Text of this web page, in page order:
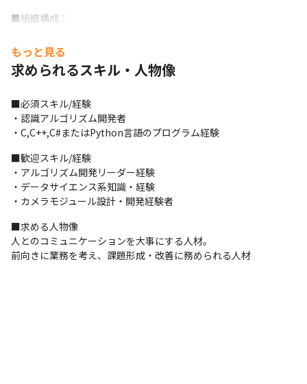
■組織構成：
もっと見る
求められるスキル・人物像
■必須スキル/経験
・認識アルゴリズム開発者
・C,C++,C#またはPython言語のプログラム経験
■歓迎スキル/経験
・アルゴリズム開発リーダー経験
・データサイエンス系知識・経験
・カメラモジュール設計・開発経験者
■求める人物像
人とのコミュニケーションを大事にする人材。
前向きに業務を考え、課題形成・改善に務められる人材